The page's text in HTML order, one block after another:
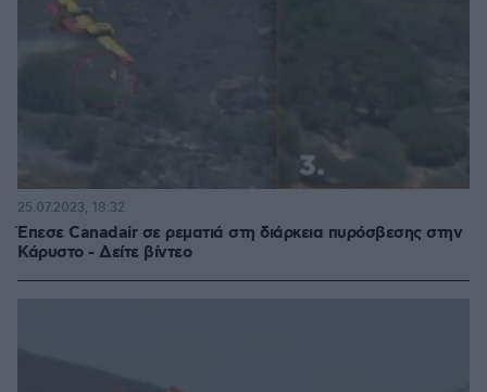
Έπεσε Canadair σε ρεματιά στη διάρκεια πυρόσβεσης στην
Κάρυστο - Δείτε βίντεο
25.07.2023, 18:32